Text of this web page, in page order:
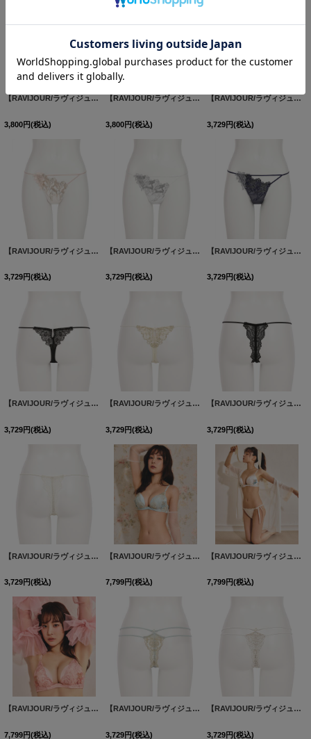
【RAVIJOUR/ラヴィジュール】フェザーセレステ エンブロイダリーレース Tバック / ランジェリー / セクシーランジェリー / 下着【OF08】
3,800円(税込)
【RAVIJOUR/ラヴィジュール】エミリー エンブロイダリーレース Tバック / ランジェリー / セクシーランジェリー / 下着【OF08】
3,800円(税込)
【RAVIJOUR/ラヴィジュール】フローティングマーメイド ストレッチレース Tバック / ランジェリー / セクシーランジェリー / 下着【OF08】
3,729円(税込)
【RAVIJOUR/ラヴィジュール】フローティングマーメイド エンブレース Tバック / ランジェリー / セクシーランジェリー / 下着【OF08】
3,729円(税込)
【RAVIJOUR/ラヴィジュール】フローティングマーメイド エンブレース Tバック / ランジェリー / セクシーランジェリー / 下着【OF08】
3,729円(税込)
【RAVIJOUR/ラヴィジュール】フローティングマーメイド エンブレース Tバック / ランジェリー / セクシーランジェリー / 下着【OF08】
3,729円(税込)
【RAVIJOUR/ラヴィジュール】マリーサテン エンブレース Tバック / マリーサテン ストレッチレース Tバック/ ランジェリー / セクシーランジェリー / 下着【OF08】
3,729円(税込)
【RAVIJOUR/ラヴィジュール】マリーサテン エンブレース Tバック / マリーサテン ストレッチレース Tバック/ ランジェリー / セクシーランジェリー / 下着【OF08】
3,729円(税込)
【RAVIJOUR/ラヴィジュール】マリーサテン ストレッチレース Tバック/ マリーサテン エンブレース Tバック / ランジェリー / セクシーランジェリー / 下着【OF08】
3,729円(税込)
【RAVIJOUR/ラヴィジュール】マリーサテン ストレッチレース Tバック/ マリーサテン エンブレース Tバック / ランジェリー / セクシーランジェリー / 下着【OF08】
3,729円(税込)
【RAVIJOUR/ラヴィジュール】ブレッシングフラワー ホットリフト ブラ / ランジェリー / セクシーランジェリー / 下着 / R980521-ET / R980620-SS【OF08】
7,799円(税込)
【RAVIJOUR/ラヴィジュール】ブレッシングフラワー ホットリフト ブラ / ランジェリー / セクシーランジェリー / 下着 / R980521-ET / R980620-SS【OF08】
7,799円(税込)
【RAVIJOUR/ラヴィジュール】ブレッシングフラワー ホットリフト ブラ / ランジェリー / セクシーランジェリー / 下着 / R980521-ET / R980620-SS【OF08】
7,799円(税込)
【RAVIJOUR/ラヴィジュール】ブレッシングフラワー エンブレース Tバック / ブレッシングフラワー ストレッチレース ショーツ/ ランジェリー / セクシーランジェリー / 下着【OF08】
3,729円(税込)
【RAVIJOUR/ラヴィジュール】ブレッシングフラワー エンブレース Tバック / ブレッシングフラワー ストレッチレース ショーツ/ ランジェリー / セクシーランジェリー / 下着【OF08】
3,729円(税込)